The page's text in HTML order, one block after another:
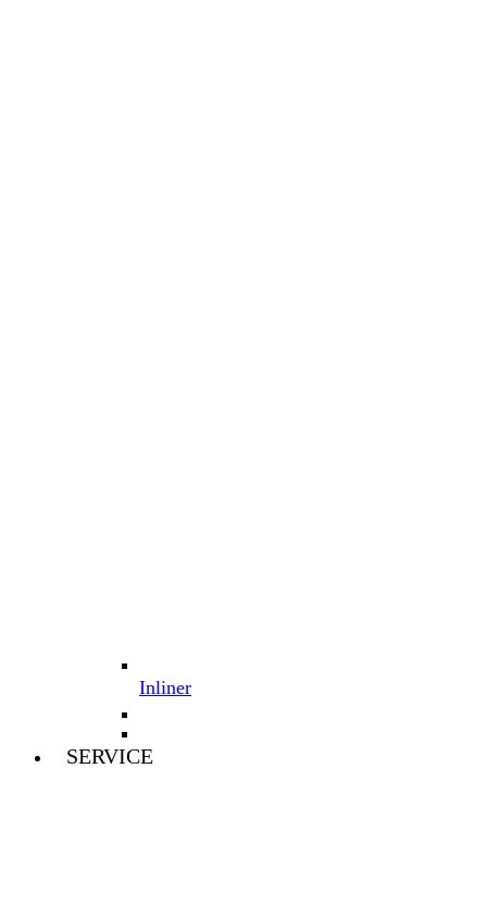
Inliner
SERVICE